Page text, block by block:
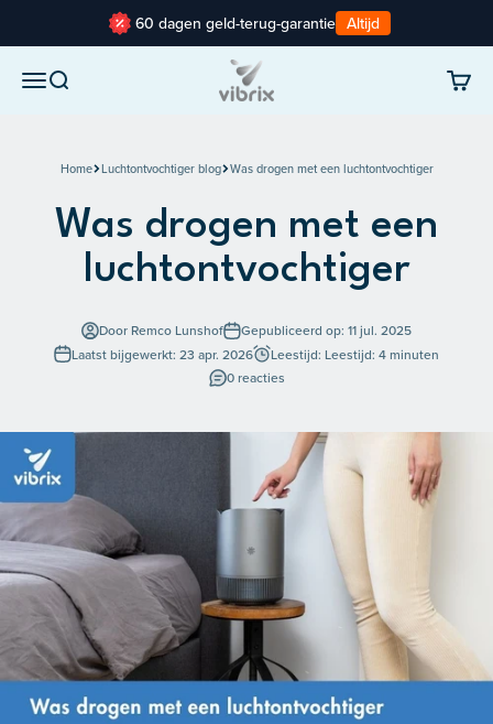
60 dagen geld-terug-garantie Altijd
Navigatiemenu openen
Zoeken openen Vibrix
Home Luchtontvochtiger blog Was drogen met een luchtontvochtiger
Was drogen met een
luchtontvochtiger
Door Remco Lunshof
Gepubliceerd op: 11 jul. 2025
Laatst bijgewerkt: 23 apr. 2026
Leestijd: Leestijd: 4 minuten
0 reacties